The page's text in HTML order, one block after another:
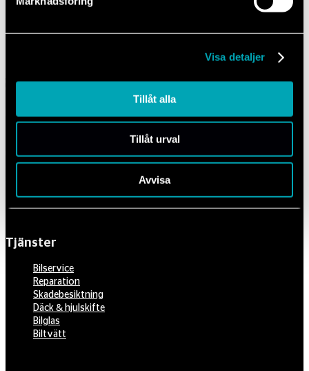
Visa detaljer
Tillåt alla
Tillåt urval
Avvisa
Från utlandet: +46 771-81 80 00
Kontakta här– Kontakta Ford Assistans
Din pålitliga partner för professionell bilservice och reparationer.
556742-0418
Tjänster
Bilservice
Reparation
Skadebesiktning
Däck & hjulskifte
Bilglas
Biltvätt